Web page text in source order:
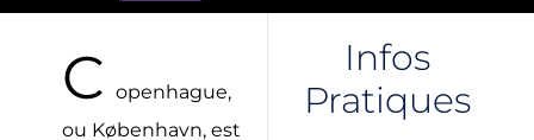
C openhague,
ou København, est
Infos
Pratiques